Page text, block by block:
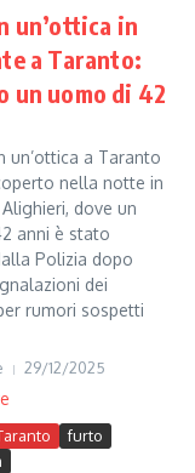
un’ottica in
a Taranto:
un uomo di 42
un’ottica a Taranto
nella notte in
dove un
anni è stato
Polizia dopo
dei
rumori sospetti
29/12/2025
furto